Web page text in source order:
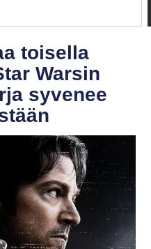
toisella
Warsin
syvenee